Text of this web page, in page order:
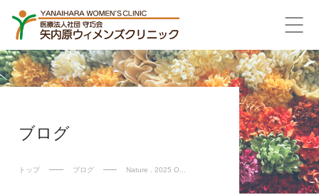
ブログ
トップ ブログ Nature . 2025 O...